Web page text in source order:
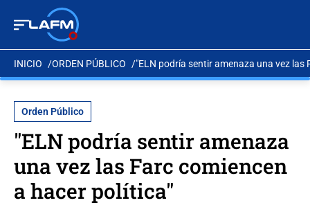
INICIO ORDEN PÚBLICO "ELN podría sentir amenaza una vez las
Orden Público
"ELN podría sentir amenaza
una vez las Farc comiencen
a hacer política"